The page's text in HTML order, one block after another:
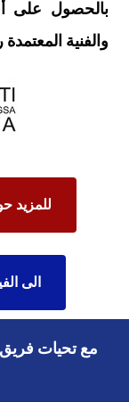
بالحصول على
والفنية
للمزيد
الى
مع تحيات